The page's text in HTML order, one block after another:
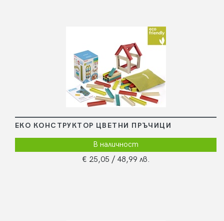
ЕКО КОНСТРУКТОР ЦВЕТНИ ПРЪЧИЦИ
В наличност
€ 25,05 / 48,99 лв.